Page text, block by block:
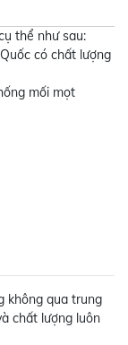
thể như sau:
có chất lượng
mối mọt
không qua trung
chất lượng luôn